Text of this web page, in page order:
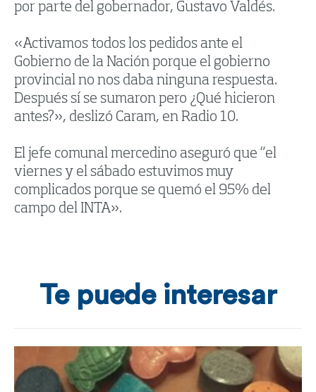
por parte del gobernador, Gustavo Valdés.
«Activamos todos los pedidos ante el
Gobierno de la Nación porque el gobierno
provincial no nos daba ninguna respuesta.
Después sí se sumaron pero ¿Qué hicieron
antes?», deslizó Caram, en Radio 10.
El jefe comunal mercedino aseguró que “el
viernes y el sábado estuvimos muy
complicados porque se quemó el 95% del
campo del INTA».
Te puede interesar